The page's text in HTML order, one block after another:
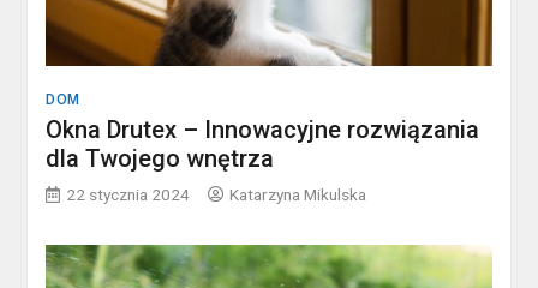
DOM
Okna Drutex – Innowacyjne rozwiązania
dla Twojego wnętrza
22 stycznia 2024 Katarzyna Mikulska